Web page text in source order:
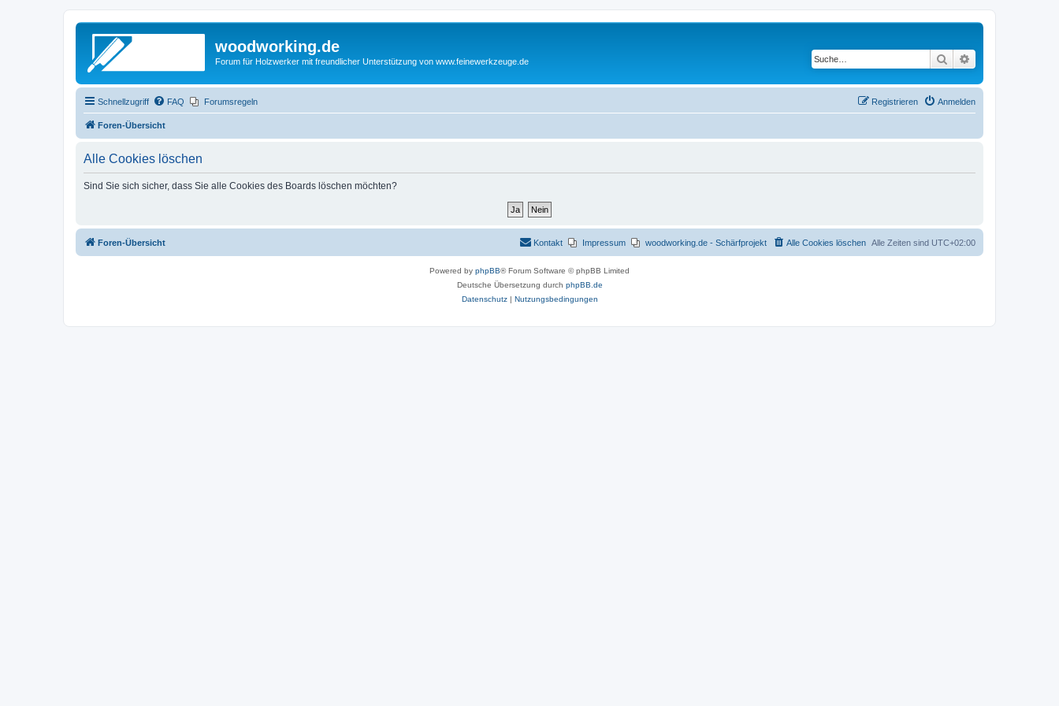
woodworking.de
Forum für Holzwerker mit freundlicher Unterstützung von www.feinewerkzeuge.de Suche
Schnellzugriff FAQ Forumsregeln Anmelden
Registrieren
Foren-Übersicht
Alle Cookies löschen
Sind Sie sich sicher, dass Sie alle Cookies des Boards löschen möchten?
Foren-Übersicht Alle Zeiten sind UTC+02:00
Alle Cookies löschen
woodworking.de - Schärfprojekt
Impressum
Kontakt
Powered by phpBB® Forum Software © phpBB Limited
Deutsche Übersetzung durch phpBB.de
Datenschutz| Nutzungsbedingungen